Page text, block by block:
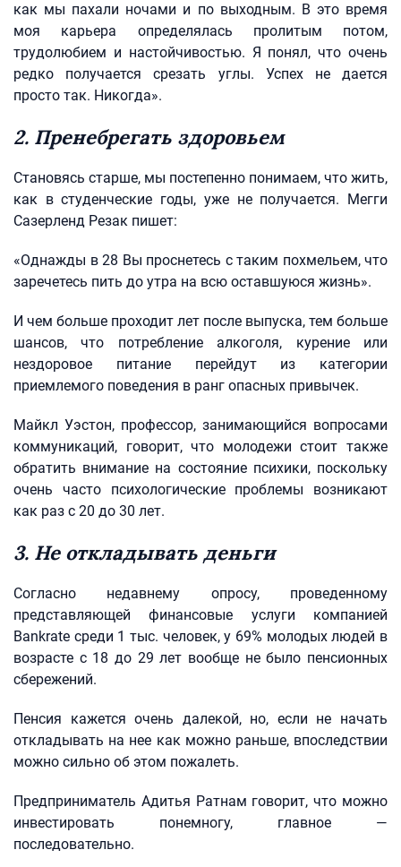
как мы пахали ночами и по выходным. В это время
моя карьера определялась пролитым потом,
трудолюбием и настойчивостью. Я понял, что очень
редко получается срезать углы. Успех не дается
просто так. Никогда».
2. Пренебрегать здоровьем
Становясь старше, мы постепенно понимаем, что жить,
как в студенческие годы, уже не получается. Мегги
Сазерленд Резак пишет:
«Однажды в 28 Вы проснетесь с таким похмельем, что
заречетесь пить до утра на всю оставшуюся жизнь».
И чем больше проходит лет после выпуска, тем больше
шансов, что потребление алкоголя, курение или
нездоровое питание перейдут из категории
приемлемого поведения в ранг опасных привычек.
Майкл Уэстон, профессор, занимающийся вопросами
коммуникаций, говорит, что молодежи стоит также
обратить внимание на состояние психики, поскольку
очень часто психологические проблемы возникают
как раз с 20 до 30 лет.
3. Не откладывать деньги
Согласно недавнему опросу, проведенному
представляющей финансовые услуги компанией
Bankrate среди 1 тыс. человек, у 69% молодых людей в
возрасте с 18 до 29 лет вообще не было пенсионных
сбережений.
Пенсия кажется очень далекой, но, если не начать
откладывать на нее как можно раньше, впоследствии
можно сильно об этом пожалеть.
Предприниматель Адитья Ратнам говорит, что можно
инвестировать понемногу, главное —
последовательно.